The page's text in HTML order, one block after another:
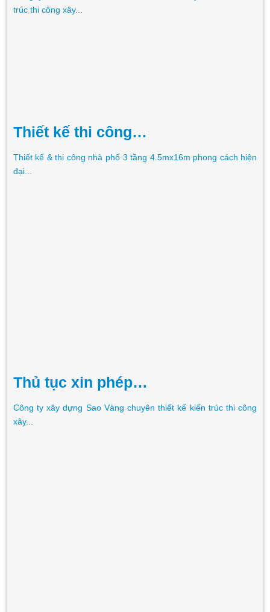
trúc thi công xây...
Thiết kế thi công…
Thiết kế & thi công nhà phố 3 tầng 4.5mx16m phong cách hiện
đại...
Thủ tục xin phép…
Công ty xây dựng Sao Vàng chuyên thiết kế kiến trúc thi công
xây...